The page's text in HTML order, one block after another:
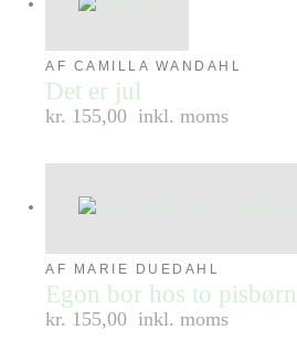
AF CAMILLA WANDAHL
Det er jul
kr. 155,00 inkl. moms
AF MARIE DUEDAHL
Egon bor hos to pisbørn
kr. 155,00 inkl. moms